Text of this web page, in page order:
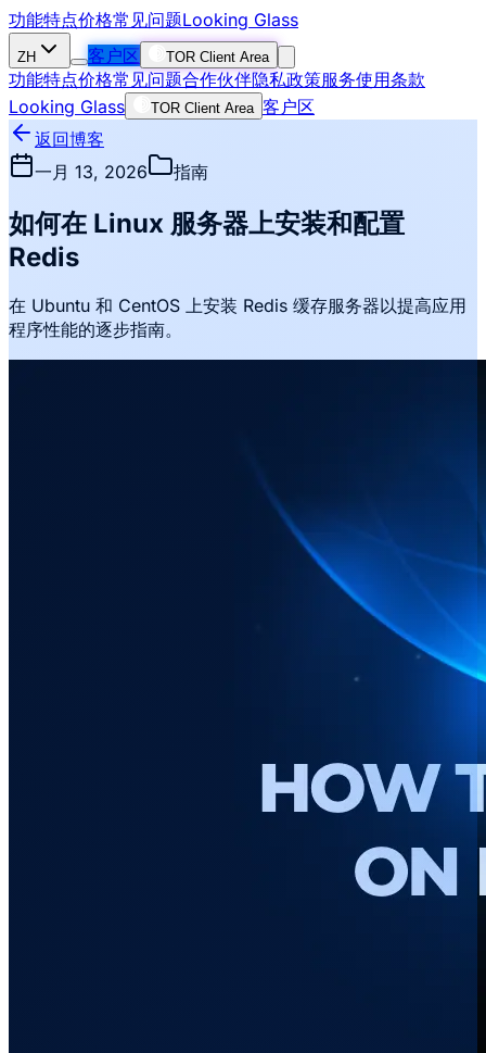
功能特点价格常见问题Looking Glass
ZH 客户区 TOR Client Area
功能特点价格常见问题合作伙伴隐私政策服务使用条款
Looking Glass
TOR Client Area 客户区
返回博客
一月 13, 2026
指南
如何在 Linux 服务器上安装和配置
Redis
在 Ubuntu 和 CentOS 上安装 Redis 缓存服务器以提高应用
程序性能的逐步指南。